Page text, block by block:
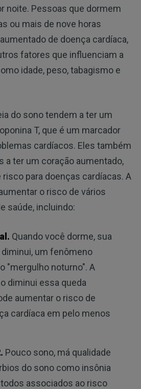
noite. Pessoas que dormem
ou mais de nove horas
de doença cardíaca,
fatores que influenciam a
idade, peso, tabagismo e
do sono tendem a ter um
T, que é um marcador
cardíacos. Eles também
a ter um coração aumentado,
para doenças cardíacas. A
o risco de vários
saúde, incluindo:
Quando você dorme, sua
um fenômeno
"mergulho noturno". A
diminui essa queda
aumentar o risco de
cardíaca em pelo menos
Pouco sono, má qualidade
do sono como insônia
associados ao risco